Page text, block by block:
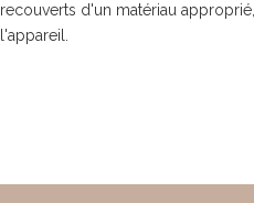
recouverts d'un matériau
l'appareil.